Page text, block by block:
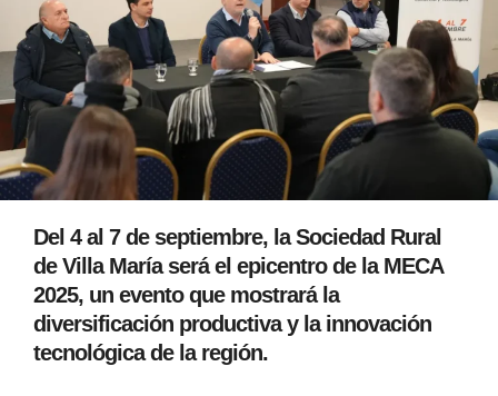
Del 4 al 7 de septiembre, la Sociedad Rural
de Villa María será el epicentro de la MECA
2025, un evento que mostrará la
diversificación productiva y la innovación
tecnológica de la región.